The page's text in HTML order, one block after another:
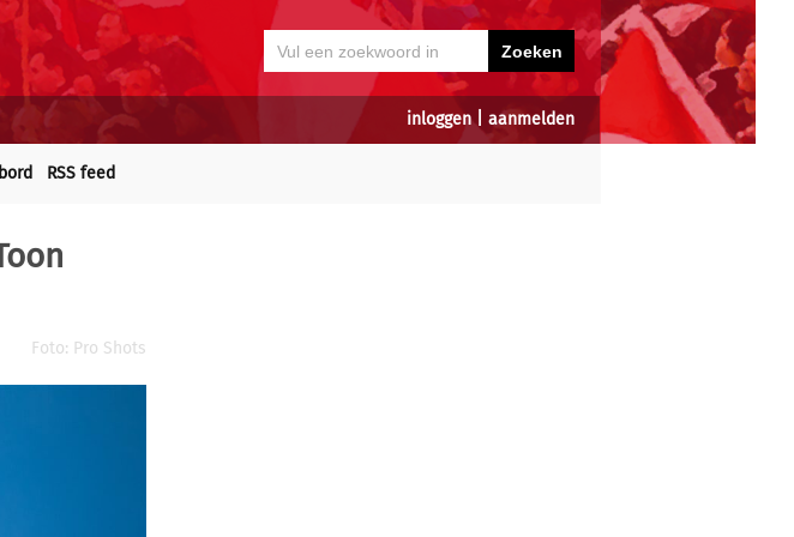
inloggen| aanmelden
RSS feed
Foto: Pro Shots